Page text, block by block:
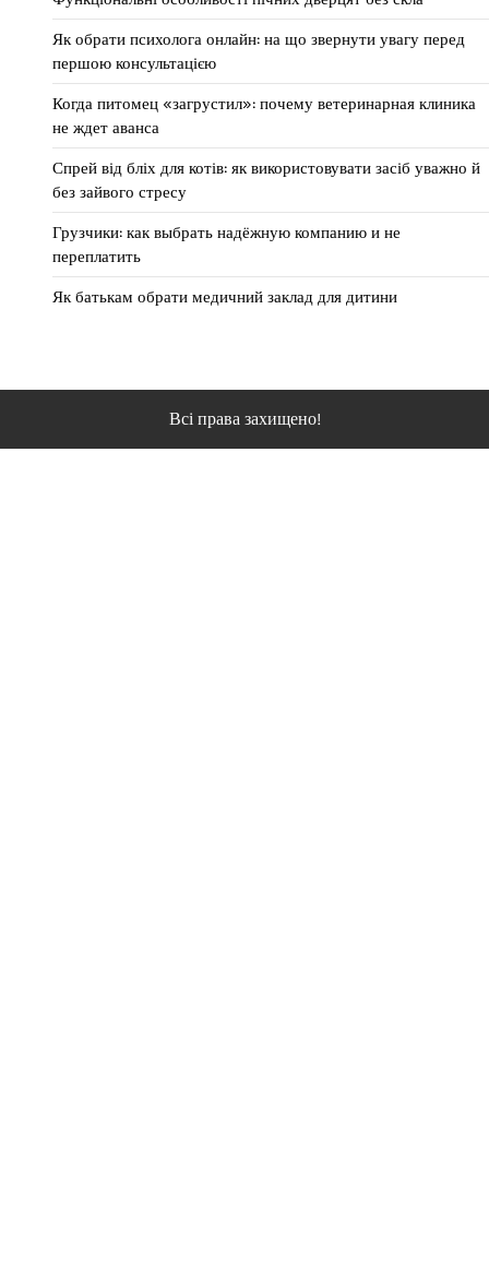
Як обрати психолога онлайн: на що звернути увагу перед
першою консультацією
Когда питомец «загрустил»: почему ветеринарная клиника
не ждет аванса
Спрей від бліх для котів: як використовувати засіб уважно й
без зайвого стресу
Грузчики: как выбрать надёжную компанию и не
переплатить
Як батькам обрати медичний заклад для дитини
Всі права захищено!